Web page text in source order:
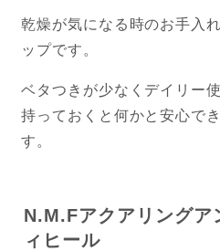
乾燥が気になる時のお手入
ップです。
ベタつきが少なくデイリー
持っておくと何かと安心で
す。
N.M.Fアクアリングア
ィヒール